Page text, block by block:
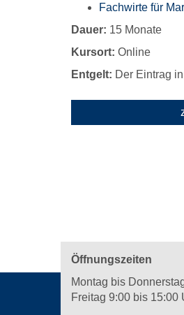
Fachwirte für
Dauer: 15 Monate
Kursort: Online
Entgelt: Der Eintrag
Öffnungszeiten
Montag bis
Freitag 9:00 bis 15:00